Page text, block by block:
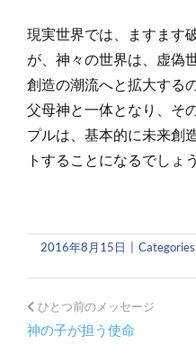
現実世界では、ますます
が、神々の世界は、虚偽
創造の潮流へと拡大する
父母神と一体となり、そ
プルは、基本的に未来創
トすることになるでしょう
2016年8月15日
ひとつ前のメッセージ
神の子が担う使命